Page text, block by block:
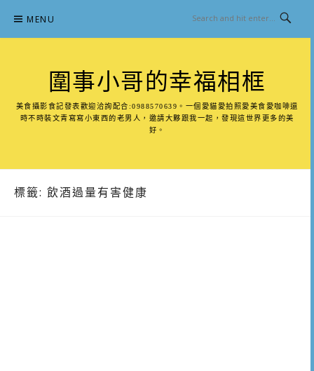
content
MENU
圍事小哥的幸福相框
美食攝影食記發表歡迎洽詢配合:0988570639。一個愛貓愛拍照愛美食愛咖啡還
時不時裝文青寫寫小東西的老男人，邀請大夥跟我一起，發現這世界更多的美
好。
標籤: 飲酒過量有害健康